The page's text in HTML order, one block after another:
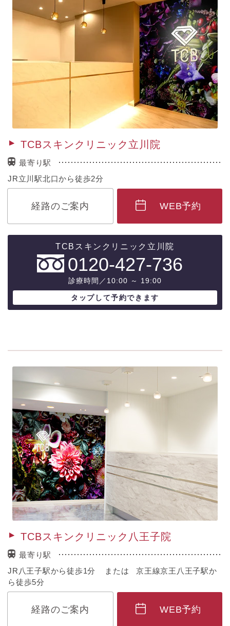
TCBスキンクリニック立川院
最寄り駅
JR立川駅北口から徒歩2分
経路のご案内 WEB予約
0120-427-736
診療時間／10:00 ～ 19:00
TCBスキンクリニック八王子院
最寄り駅
JR八王子駅から徒歩1分 または 京王線京王八王子駅か
ら徒歩5分
経路のご案内 WEB予約